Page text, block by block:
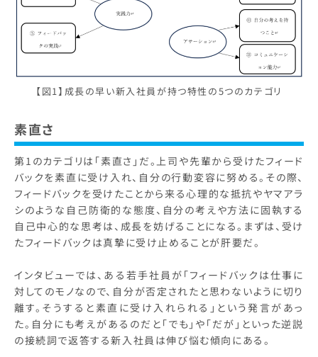
【図1】成長の早い新入社員が持つ特性の5つのカテゴリ
素直さ
第1のカテゴリは「素直さ」だ。上司や先輩から受けたフィード
バックを素直に受け入れ、自分の行動変容に努める。その際、
フィードバックを受けたことから来る心理的な抵抗やヤマアラ
シのような自己防衛的な態度、自分の考えや方法に固執する
自己中心的な思考は、成長を妨げることになる。まずは、受け
たフィードバックは真摯に受け止めることが肝要だ。
インタビューでは、ある若手社員が「フィードバックは仕事に
対してのモノなので、自分が否定されたと思わないように切り
離す。そうすると素直に受け入れられる」という発言があっ
た。自分にも考えがあるのだと「でも」や「だが」といった逆説
の接続詞で返答する新入社員は伸び悩む傾向にある。